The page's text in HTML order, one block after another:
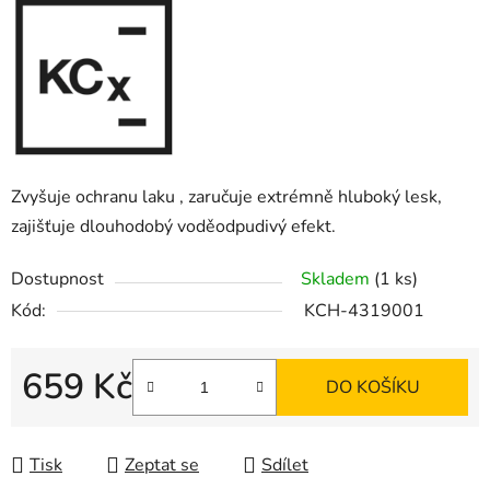
Zvyšuje ochranu laku , zaručuje extrémně hluboký lesk,
zajišťuje dlouhodobý voděodpudivý efekt.
Dostupnost Skladem (1 ks)
Kód:
KCH-4319001
659 Kč DO KOŠÍKU
Tisk Zeptat se Sdílet